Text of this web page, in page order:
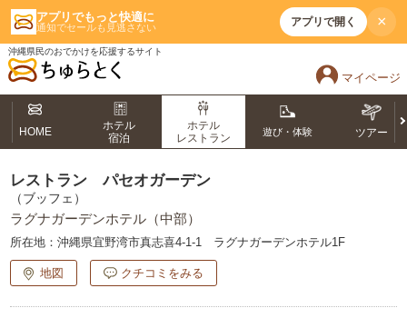
アプリでもっと快適に
通知でセールも見逃さない アプリで開く ×
沖縄県民のおでかけを応援するサイト
マイページ
HOME
ホテル
宿泊
ホテル
レストラン
遊び・体験 ツアー
レストラン パセオガーデン
（ブッフェ）
ラグナガーデンホテル（中部）
所在地：沖縄県宜野湾市真志喜4-1-1 ラグナガーデンホテル1F
地図 クチコミをみる